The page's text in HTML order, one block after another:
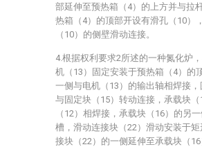
部延伸至预热箱（4）的上方并与拉
热箱（4）的顶部开设有滑孔（10）
（10）的侧壁滑动连接。
4.根据权利要求2所述的一种氮化炉
机（13）固定安装于预热箱（4）的
一侧与电机（13）的输出轴相焊接
与固定块（15）转动连接，承载块
（12）相焊接，承载块（16）的另
槽，滑动连接块（22）滑动安装于
接块（22）的一侧延伸至承载块（